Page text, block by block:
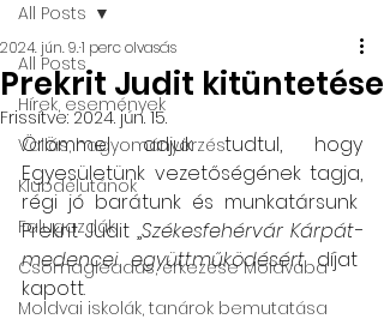
All Posts
Hírek, események
Vallás, hagyományőrzés
Klubdélutánok
Falugazdák
Csomagleadás, érkezése Moldvába
Moldvai iskolák, tanárok bemutatása
All Posts
Prekrit Judit kitüntetése
2024. jún. 9.1 perc olvasás
Frissítve:2024. jún. 15.
Örömmel adjuk tudtul, hogy
Egyesületünk vezetőségének tagja,
régi jó barátunk és munkatársunk
Prekrit Judit „Székesfehérvár Kárpát-
medencei együttműködésért díjat
kapott.